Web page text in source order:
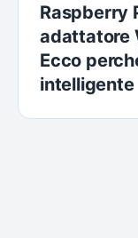
Raspberry
adattatore
Ecco
intelligente